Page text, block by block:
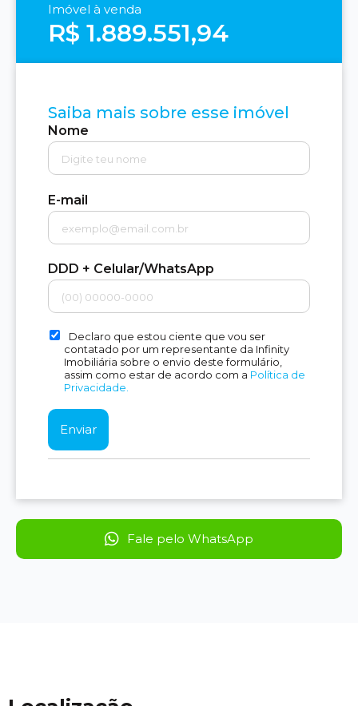
Imóvel à venda
R$ 1.889.551,94
Saiba mais sobre esse imóvel
Nome
E-mail
DDD + Celular/WhatsApp
Declaro que estou ciente que vou ser
contatado por um representante da Infinity
Imobiliária sobre o envio deste formulário,
assim como estar de acordo com a Política de
Privacidade.
Fale pelo WhatsApp